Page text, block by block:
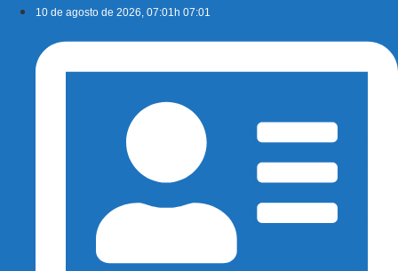
conteúdo
10 de agosto de 2026, 07:01h 07:01